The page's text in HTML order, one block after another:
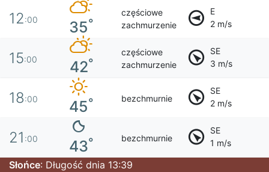
12:00 35°
częściowe
zachmurzenie
E
2 m/s
15:00 42°
częściowe
zachmurzenie
SE
3 m/s
18:00 45° bezchmurnie
SE
2 m/s
21 :00 43° bezchmurnie
SE
1 m/s
Słońce: Długość dnia 13:39